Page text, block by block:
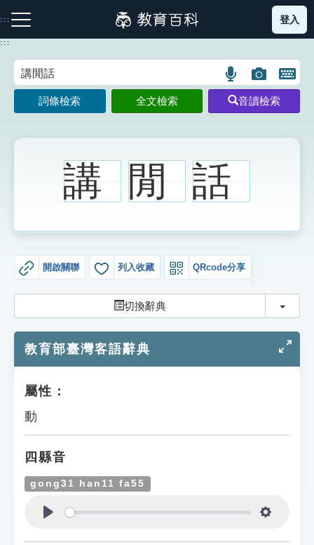
到
主
:::
注音索引圖示 筆畫索引圖示 部首索引表圖示
生字詞彙表
知識索引
遊戲專區
教學應用
貓頭鷹博士
登入
:::
語
言
搜
示
圖
片
搜
開
鍵
圖
詞條檢索 全文檢索 音讀檢索
講 閒 話
開啟關聯 列入收藏 QRcode分享
切換辭典 切換
教育部臺灣客語辭典
屬性：
動
四縣音
gong31 han11 fa55